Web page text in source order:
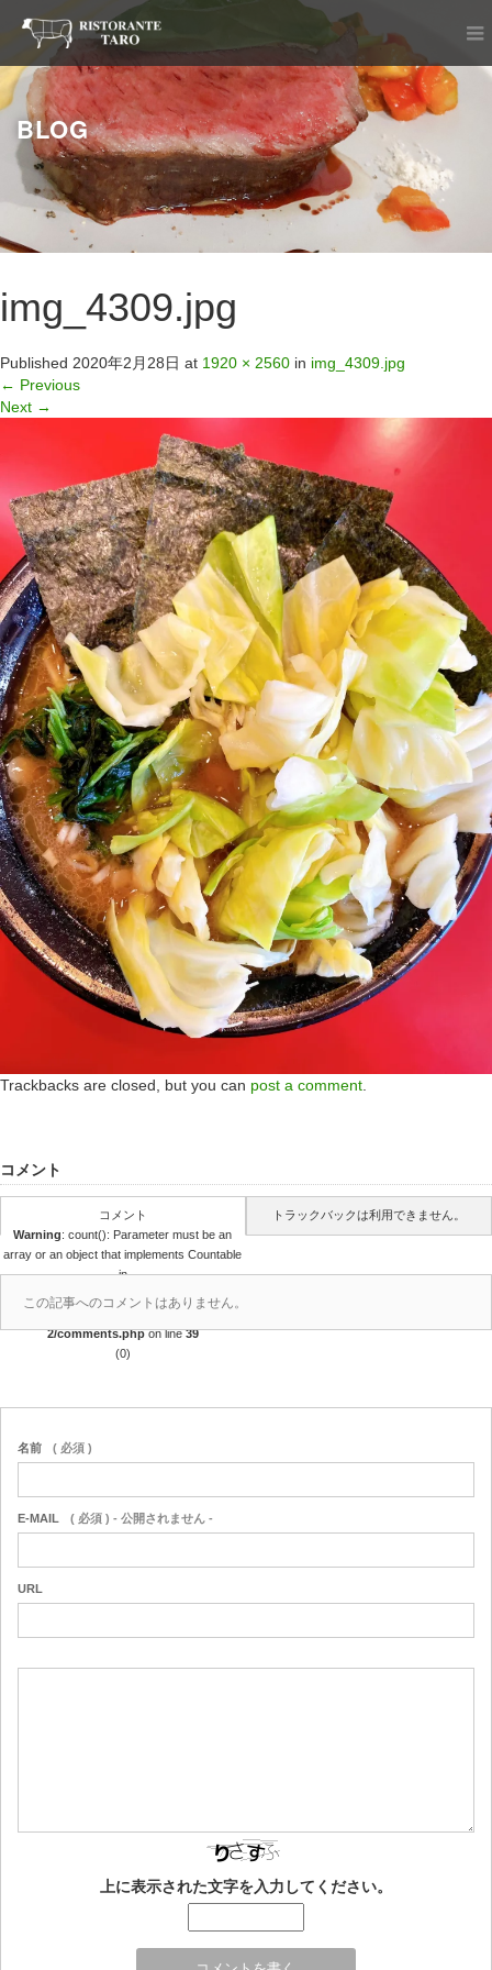
BLOG
img_4309.jpg
Published 2020年2月28日 at 1920 × 2560 in img_4309.jpg
← Previous
Next →
Trackbacks are closed, but you can post a comment.
コメント
コメント
Warning: count(): Parameter must be an
array or an object that implements Countable
in
/home/r4688280/public_html/takedataro.c
2/comments.phpon line39
(0)
トラックバックは利用できません。
この記事へのコメントはありません。
名前 ( 必須 )
E-MAIL ( 必須 ) - 公開されません -
URL
上に表示された文字を入力してください。